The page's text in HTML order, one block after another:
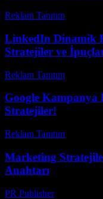
Reklam Tanıtım
LinkedIn Dinamik
Stratejiler ve
Reklam Tanıtım
Google Kampanya
Stratejiler!
Reklam Tanıtım
Marketing
Anahtarı
PR Publisher-